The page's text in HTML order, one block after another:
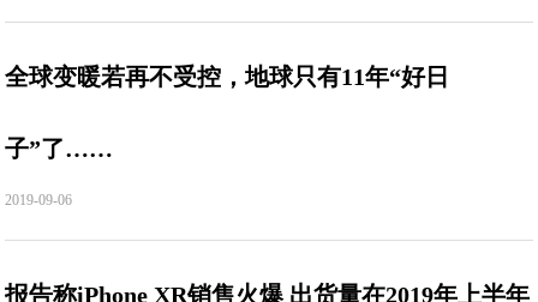
全球变暖若再不受控，地球只有11年“好日
子”了……
2019-09-06
报告称iPhone XR销售火爆 出货量在2019年上半年